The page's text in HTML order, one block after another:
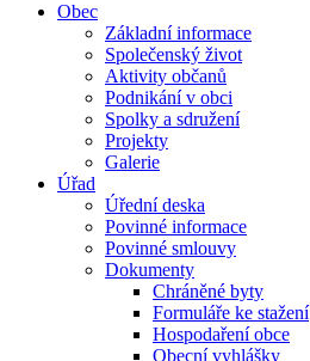
Obec
Základní informace
Společenský život
Aktivity občanů
Podnikání v obci
Spolky a sdružení
Projekty
Galerie
Úřad
Úřední deska
Povinné informace
Povinné smlouvy
Dokumenty
Chráněné byty
Formuláře ke stažení
Hospodaření obce
Obecní vyhlášky